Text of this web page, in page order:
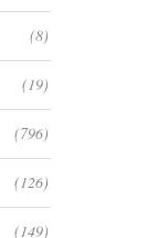
(8)
(19)
(796)
(126)
(149)